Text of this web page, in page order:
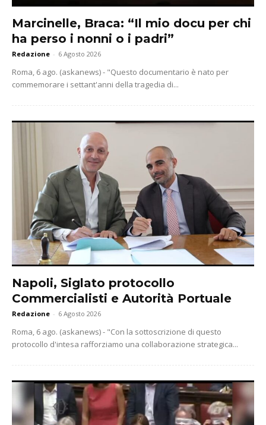
Marcinelle, Braca: “Il mio docu per chi
ha perso i nonni o i padri”
Redazione - 6 Agosto 2026
Roma, 6 ago. (askanews) - "Questo documentario è nato per
commemorare i settant'anni della tragedia di...
Napoli, Siglato protocollo
Commercialisti e Autorità Portuale
Redazione - 6 Agosto 2026
Roma, 6 ago. (askanews) - "Con la sottoscrizione di questo
protocollo d'intesa rafforziamo una collaborazione strategica...